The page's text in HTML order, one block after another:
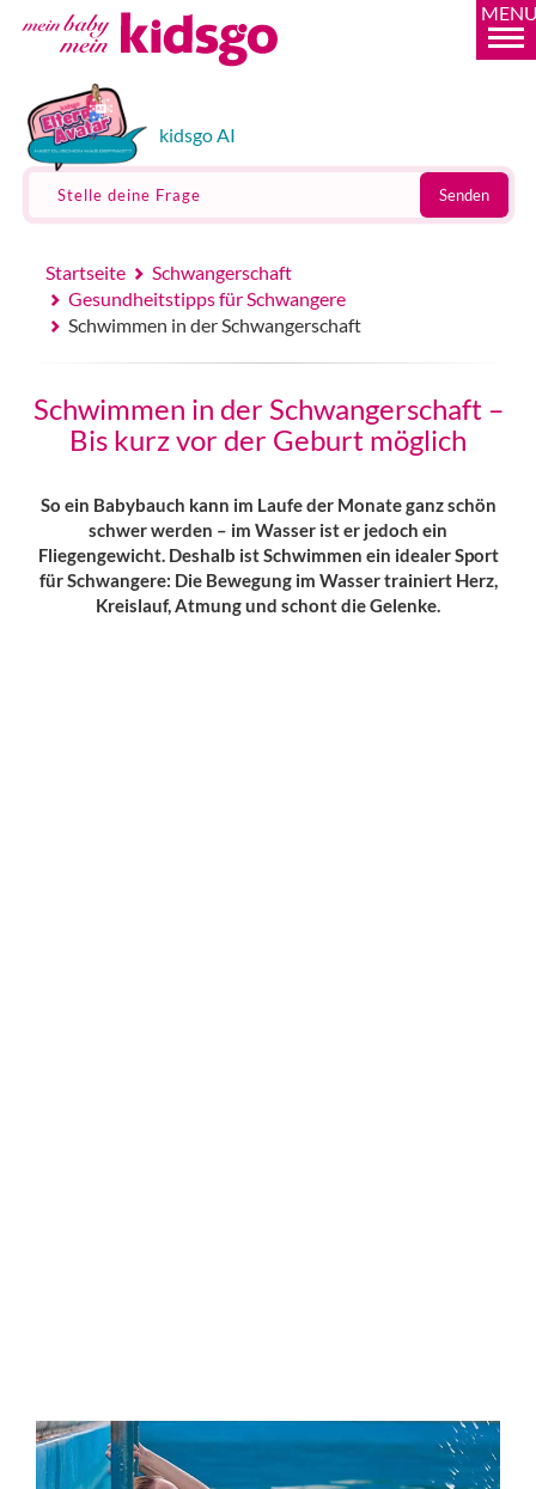
kidsgo AI
Stelle deine Frage Senden
Startseite
Schwangerschaft
Gesundheitstipps für Schwangere
Schwimmen in der Schwangerschaft
Schwimmen in der Schwangerschaft –
Bis kurz vor der Geburt möglich
So ein Babybauch kann im Laufe der Monate ganz schön
schwer werden – im Wasser ist er jedoch ein
Fliegengewicht. Deshalb ist Schwimmen ein idealer Sport
für Schwangere: Die Bewegung im Wasser trainiert Herz,
Kreislauf, Atmung und schont die Gelenke.